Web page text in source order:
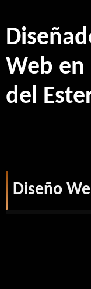
Web
del
Diseño